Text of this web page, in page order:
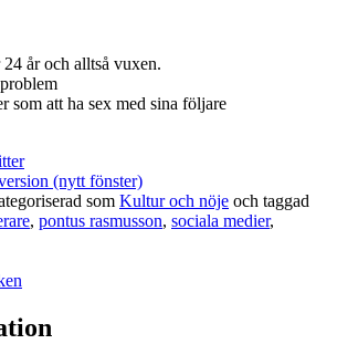
år och alltså vuxen.
som att ha sex med sina följare
(nytt fönster)
som Kultur och nöje och taggad
, pontus rasmusson, sociala medier,